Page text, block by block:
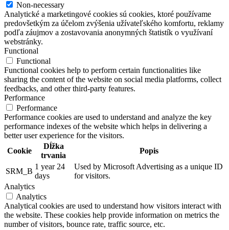
Non-necessary
Analytické a marketingové cookies sú cookies, ktoré používame
predovšetkým za účelom zvýšenia užívateľského komfortu, reklamy
podľa záujmov a zostavovania anonymných štatistík o využívaní
webstránky.
Functional
Functional
Functional cookies help to perform certain functionalities like
sharing the content of the website on social media platforms, collect
feedbacks, and other third-party features.
Performance
Performance
Performance cookies are used to understand and analyze the key
performance indexes of the website which helps in delivering a
better user experience for the visitors.
Cookie
Dĺžka
trvania
Popis
SRM_B
1 year 24
days
Used by Microsoft Advertising as a unique ID
for visitors.
Analytics
Analytics
Analytical cookies are used to understand how visitors interact with
the website. These cookies help provide information on metrics the
number of visitors, bounce rate, traffic source, etc.